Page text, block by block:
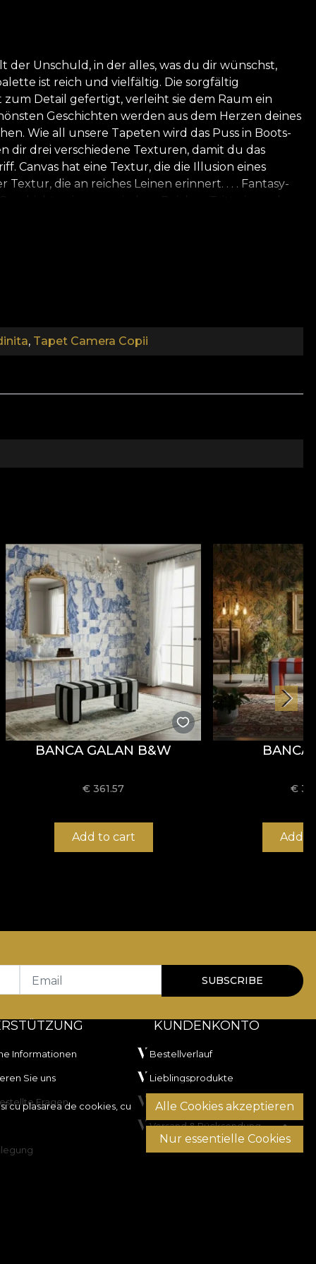
der Unschuld, in der alles, was du dir wünschst,
ist reich und vielfältig. Die sorgfältig
Detail gefertigt, verleiht sie dem Raum ein
Geschichten werden aus dem Herzen deines
Wie all unsere Tapeten wird das Puss in Boots-
dir drei verschiedene Texturen, damit du das
Canvas hat eine Textur, die die Illusion eines
die an reiches Leinen erinnert. . . . Fantasy-
Hier findest du Mut, Kreativität,
zur Natur bestehen all unsere Tapeten aus
, Tapet Camera Copii
BANCA GALAN B&W
€361.57
Add to cart
BANCA
€
Add
si cu plasarea de cookies, cu
Alle Cookies akzeptieren
Nur essentielle Cookies
Email SUBSCRIBE
Informationen
Sie uns
Fragen
KUNDENKONTO
Bestellverlauf
Lieblingsprodukte
Zahlungsmethoden
Versand & Rücksendung